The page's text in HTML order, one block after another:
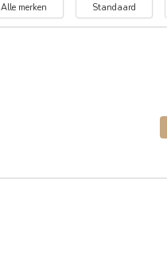
Alle merken Standaard